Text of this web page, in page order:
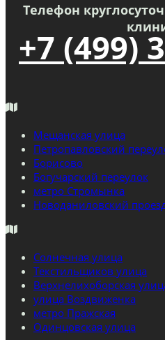
Телефон
+7 (499)
Мещанская улица
Петропавловский
Борисово
Богучарский переулок
метро Стромынка
Новоданиловский
Солнечная улица
Текстильщиков улица
Верхнелихоборская
улица Воздвиженка
метро Пражская
Одинцовская улица